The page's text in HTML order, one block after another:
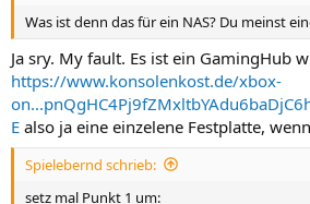
Was ist denn das für ein NAS? Du meinst
Ja sry. My fault. Es ist ein GamingHub
https://www.konsolenkost.de/xbox-
E also ja eine einzelene Festplatte,
Spielebernd schrieb:
setz mal Punkt 1 um: